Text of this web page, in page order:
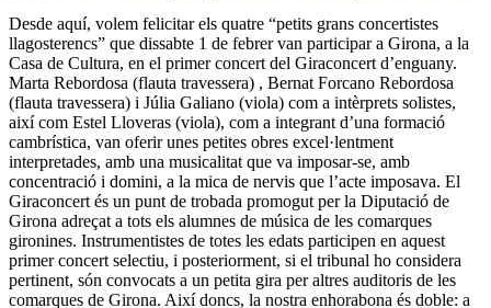
Desde aquí, volem felicitar els quatre “petits grans concertistes
llagosterencs” que dissabte 1 de febrer van participar a Girona, a la
Casa de Cultura, en el primer concert del Giraconcert d’enguany.
Marta Rebordosa (flauta travessera) , Bernat Forcano Rebordosa
(flauta travessera) i Júlia Galiano (viola) com a intèrprets solistes,
així com Estel Lloveras (viola), com a integrant d’una formació
cambrística, van oferir unes petites obres excel·lentment
interpretades, amb una musicalitat que va imposar-se, amb
concentració i domini, a la mica de nervis que l’acte imposava. El
Giraconcert és un punt de trobada promogut per la Diputació de
Girona adreçat a tots els alumnes de música de les comarques
gironines. Instrumentistes de totes les edats participen en aquest
primer concert selectiu, i posteriorment, si el tribunal ho considera
pertinent, són convocats a un petita gira per altres auditoris de les
comarques de Girona. Així doncs, la nostra enhorabona és doble: a